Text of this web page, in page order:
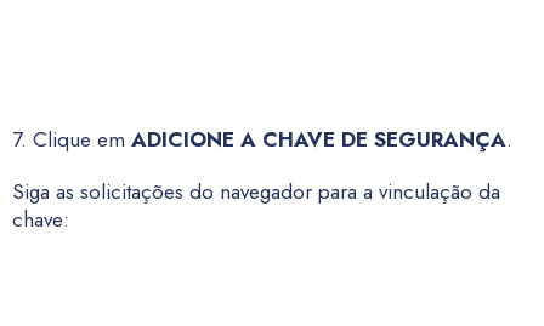
7. Clique em ADICIONE A CHAVE DE SEGURANÇA.
Siga as solicitações do navegador para a vinculação da
chave: